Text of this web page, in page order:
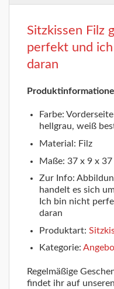
Sitzkissen Filz
perfekt und
daran
Farbe:
hellgrau, weiß
Material: Filz
Maße: 37 x 9 x 37
Zur Info:
handelt es sich
Ich bin nicht
daran
Produktart:
Kategorie:
Regelmäßige
findet ihr auf